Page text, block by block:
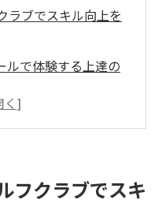
ラブでスキル向上を
ルで体験する上達の
で得られる練習効果
フクラブでスキ